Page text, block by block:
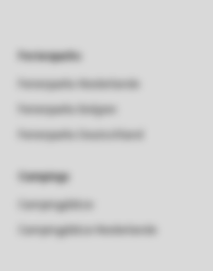
Ferienparks
Campings